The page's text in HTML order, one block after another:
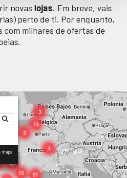
novas lojas. Em breve, vais
perto de ti. Por enquanto,
com milhares de ofertas de
mapa